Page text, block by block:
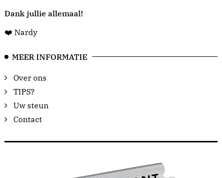
Dank jullie allemaal!
❤️ Nardy
MEER INFORMATIE
Over ons
TIPS?
Uw steun
Contact